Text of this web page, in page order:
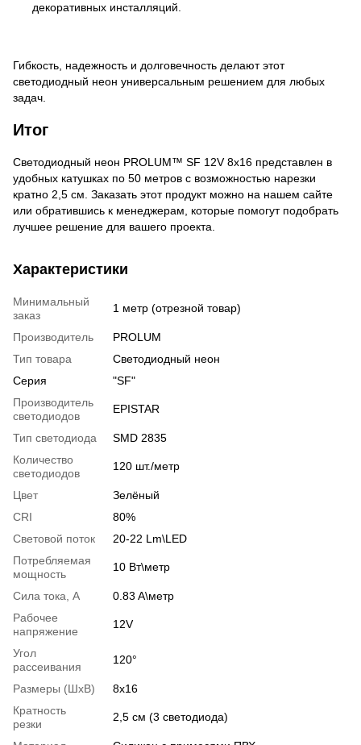
декоративных инсталляций.
Гибкость, надежность и долговечность делают этот
светодиодный неон универсальным решением для любых
задач.
Итог
Светодиодный неон PROLUM™ SF 12V8x16 представлен в
удобных катушках по 50 метров с возможностью нарезки
кратно 2,5 см. Заказать этот продукт можно на нашем сайте
или обратившись к менеджерам, которые помогут подобрать
лучшее решение для вашего проекта.
Характеристики
Минимальный
заказ
1 метр (отрезной товар)
Производитель
PROLUM
Тип товара
Светодиодный неон
Серия
"SF"
Производитель
светодиодов
EPISTAR
Тип светодиода
SMD 2835
Количество
светодиодов
120 шт./метр
Цвет
Зелёный
CRI
80%
Световой поток
20-22 Lm\LED
Потребляемая
мощность
10 Вт\метр
Сила тока, А
0.83 A\метр
Рабочее
напряжение
12V
Угол
рассеивания
120°
Размеры (ШхВ)
8х16
Кратность
резки
2,5 см (3 светодиода)